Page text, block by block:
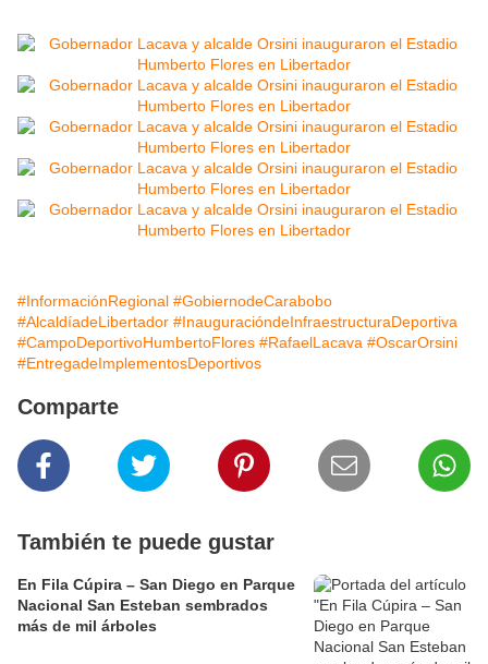
#InformaciónRegional #GobiernodeCarabobo
#AlcaldíadeLibertador #InauguracióndeInfraestructuraDeportiva
#CampoDeportivoHumbertoFlores #RafaelLacava #OscarOrsini
#EntregadeImplementosDeportivos
Comparte
También te puede gustar
En Fila Cúpira – San Diego en Parque
Nacional San Esteban sembrados
más de mil árboles